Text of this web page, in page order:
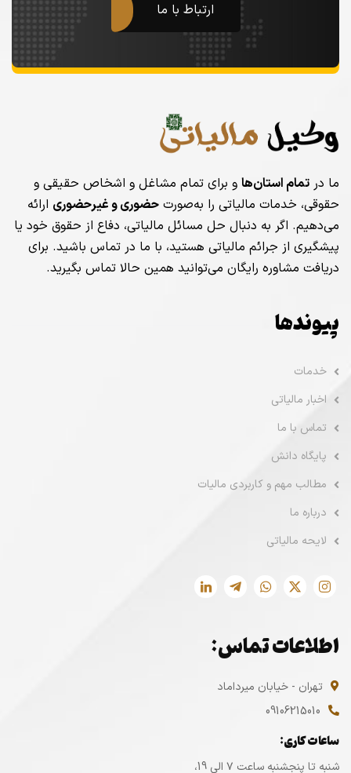
ارتباط با ما
ما در تمام استان‌ها و برای تمام مشاغل و اشخاص حقیقی و
حقوقی، خدمات مالیاتی را به‌صورت حضوری و غیرحضوری ارائه
می‌دهیم. اگر به دنبال حل مسائل مالیاتی، دفاع از حقوق خود یا
پیشگیری از جرائم مالیاتی هستید، با ما در تماس باشید. برای
دریافت مشاوره رایگان می‌توانید همین حالا تماس بگیرید.
پیوندها
خدمات
اخبار مالیاتی
تماس با ما
پایگاه دانش
مطالب مهم و کاربردی مالیات
درباره ما
لایحه مالیاتی
اطلاعات تماس:
تهران - خیابان میرداماد
09106215010
ساعات کاری:
شنبه تا پنجشنبه ساعت ۷ الی 19،